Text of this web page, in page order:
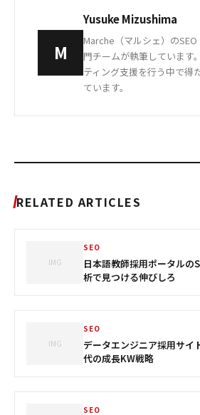
M
Yusuke Mizushima
Marche（マルシェ）の
門チームが執筆しています
ティング支援を行う中で得
ています。
RELATED ARTICLES
IMG
SEO
日本語教師採用ポータルの
析で見つける伸びしろ
IMG
SEO
データエンジニア採用サイ
代の成長KW戦略
SEO